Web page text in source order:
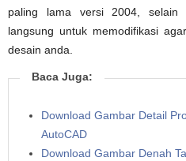
paling lama versi 2004,
langsung untuk memodifikasi
desain anda.
Baca Juga:
Download Gambar Detail
AutoCAD
Download Gambar Denah